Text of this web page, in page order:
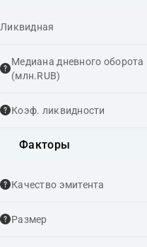
Ликвидная
Медиана дневного оборота
(млн.RUB)
Коэф. ликвидности
Факторы
Качество эмитента
Размер